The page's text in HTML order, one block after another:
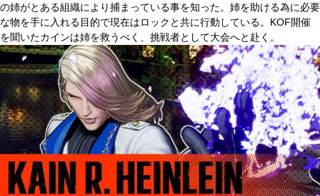
の姉がとある組織により捕まっている事を知った。姉を助ける為に必要
な物を手に入れる目的で現在はロックと共に行動している。KOF開催
を聞いたカインは姉を救うべく、挑戦者として大会へと赴く。